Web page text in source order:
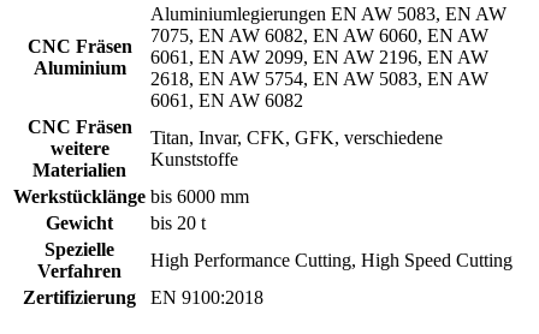
CNC Fräsen
Aluminium
Aluminiumlegierungen EN AW 5083, EN AW
7075, EN AW 6082, EN AW 6060, EN AW
6061, EN AW 2099, EN AW 2196, EN AW
2618, EN AW 5754, EN AW 5083, EN AW
6061, EN AW 6082
CNC Fräsen
weitere
Materialien
Titan, Invar, CFK, GFK, verschiedene
Kunststoffe
Werkstücklänge bis 6000 mm
Gewicht
bis 20 t
Spezielle
Verfahren
High Performance Cutting, High Speed Cutting
Zertifizierung
EN 9100:2018